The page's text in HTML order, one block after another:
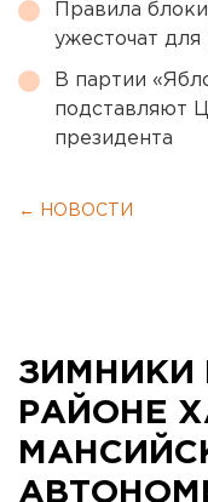
Правила
ужесточат для
В партии
подставляют
президента
← НОВОСТИ
ЗИМНИКИ
РАЙОНЕ